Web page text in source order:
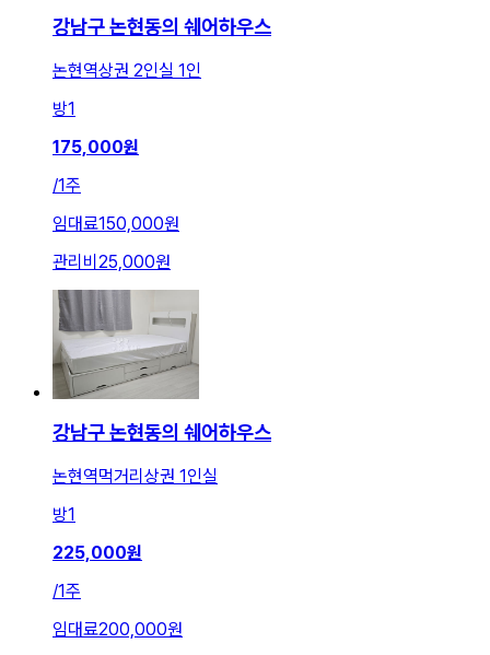
강남구 논현동의 쉐어하우스
논현역상권 2인실 1인
방1
175,000원
/1주
임대료150,000원
관리비 25,000원
강남구 논현동의 쉐어하우스
논현역먹거리상권 1인실
방1
225,000원
/1주
임대료200,000원